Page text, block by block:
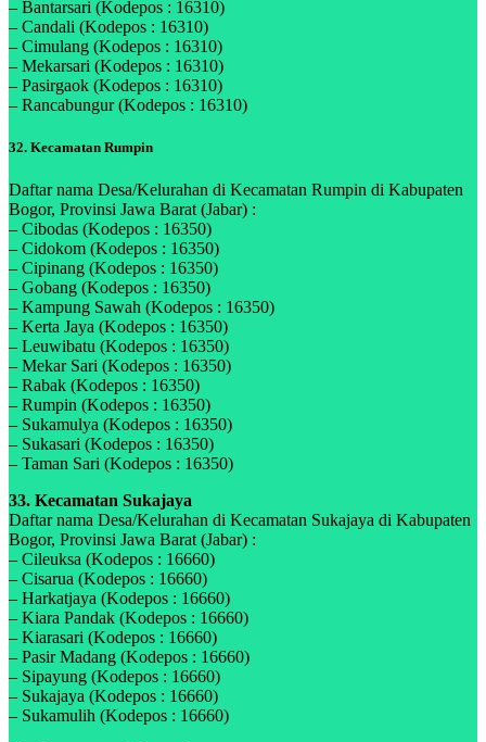
– Bantarsari (Kodepos : 16310)
– Candali (Kodepos : 16310)
– Cimulang (Kodepos : 16310)
– Mekarsari (Kodepos : 16310)
– Pasirgaok (Kodepos : 16310)
– Rancabungur (Kodepos : 16310)
32. Kecamatan Rumpin
Daftar nama Desa/Kelurahan di Kecamatan Rumpin di Kabupaten
Bogor, Provinsi Jawa Barat (Jabar) :
– Cibodas (Kodepos : 16350)
– Cidokom (Kodepos : 16350)
– Cipinang (Kodepos : 16350)
– Gobang (Kodepos : 16350)
– Kampung Sawah (Kodepos : 16350)
– Kerta Jaya (Kodepos : 16350)
– Leuwibatu (Kodepos : 16350)
– Mekar Sari (Kodepos : 16350)
– Rabak (Kodepos : 16350)
– Rumpin (Kodepos : 16350)
– Sukamulya (Kodepos : 16350)
– Sukasari (Kodepos : 16350)
– Taman Sari (Kodepos : 16350)
33. Kecamatan Sukajaya
Daftar nama Desa/Kelurahan di Kecamatan Sukajaya di Kabupaten
Bogor, Provinsi Jawa Barat (Jabar) :
– Cileuksa (Kodepos : 16660)
– Cisarua (Kodepos : 16660)
– Harkatjaya (Kodepos : 16660)
– Kiara Pandak (Kodepos : 16660)
– Kiarasari (Kodepos : 16660)
– Pasir Madang (Kodepos : 16660)
– Sipayung (Kodepos : 16660)
– Sukajaya (Kodepos : 16660)
– Sukamulih (Kodepos : 16660)